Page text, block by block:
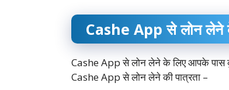
Cashe App से लोन
Cashe App से लोन लेने के लिए आपके पास
Cashe App से लोन लेने की पात्रता –